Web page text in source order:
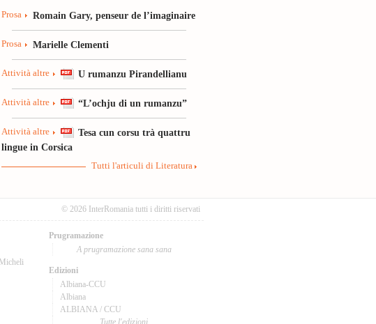
Prosa Romain Gary, penseur de l’imaginaire
Prosa Marielle Clementi
Attività altre U rumanzu Pirandellianu
Attività altre “L’ochju di un rumanzu”
Attività altre
Tesa cun corsu trà quattru
lingue in Corsica
Tutti l'articuli di Literatura
© 2026 InterRomania tutti i diritti riservati
Prugramazione
A prugramazione sana sana
Edizioni
Albiana-CCU
Albiana
ALBIANA / CCU
Tutte l'edizioni